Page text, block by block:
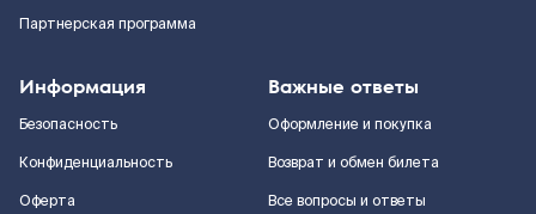
Партнерская программа
Информация
Безопасность
Конфиденциальность
Оферта
Важные ответы
Оформление и покупка
Возврат и обмен билета
Все вопросы и ответы